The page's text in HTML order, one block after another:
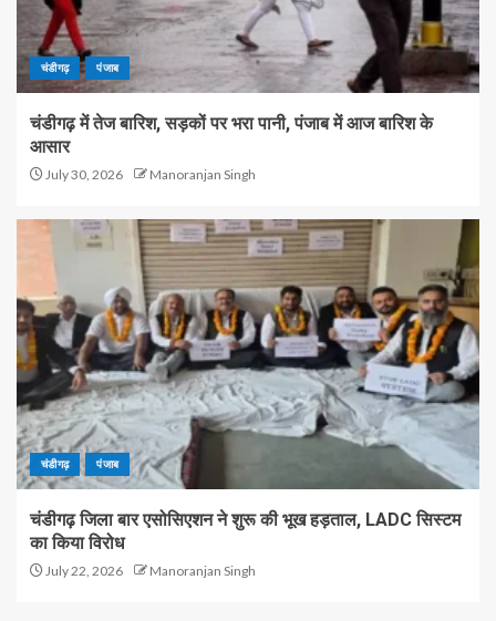
चंडीगढ़ पंजाब
चंडीगढ़ में तेज बारिश, सड़कों पर भरा पानी, पंजाब में आज बारिश के
आसार
July 30, 2026 Manoranjan Singh
चंडीगढ़ पंजाब
चंडीगढ़ जिला बार एसोसिएशन ने शुरू की भूख हड़ताल, LADC सिस्टम
का किया विरोध
July 22, 2026 Manoranjan Singh